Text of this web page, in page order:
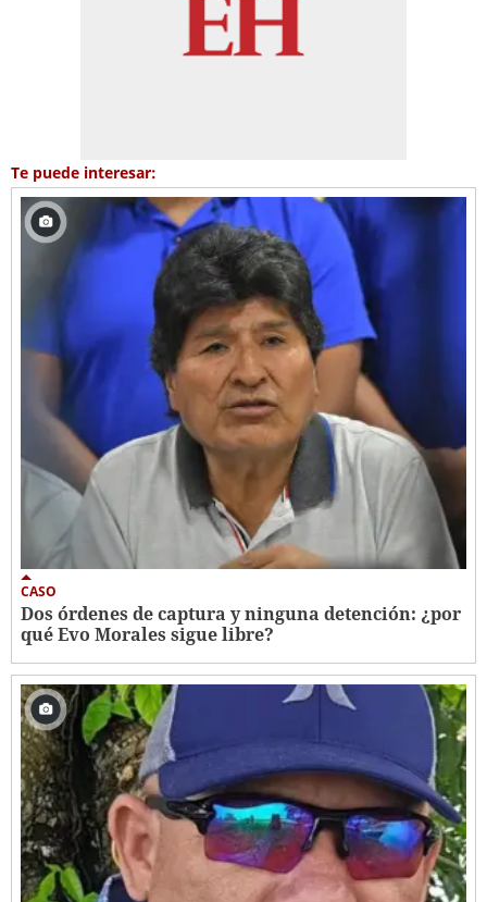
Te puede interesar:
CASO
Dos órdenes de captura y ninguna detención: ¿por
qué Evo Morales sigue libre?